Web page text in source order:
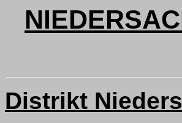
Distrikt